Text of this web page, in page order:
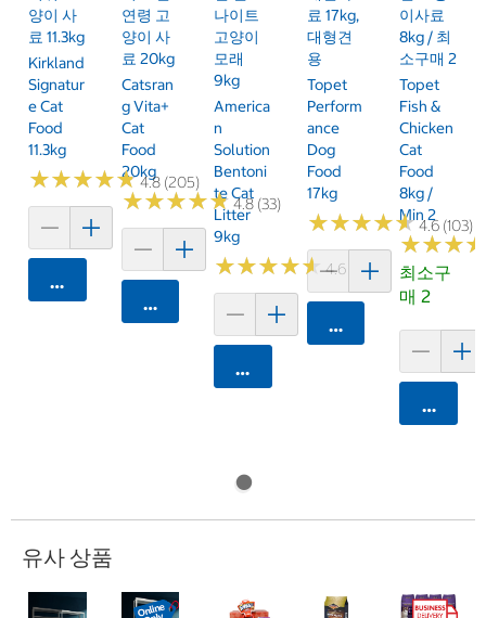
양이 사
료 11.3kg
Kirkland
Signatur
E Cat
Food
11.3kg
★★★★★
★★★★★4.8 (205)
카트에 담기
연령 고
양이 사
료 20kg
Catsran
G Vita+
Cat
Food
20kg
★★★★★
★★★★★ 4.8 (33)
카트에 담기
나이트
고양이
모래
9kg
America
N
Solution
Bentoni
Te Cat
Litter
9kg
★★★★★
★★★★★4.6 (10)
카트에 담기
료 17kg,
대형견
용
Topet
Perform
Ance
Dog
Food
17kg
★★★★★
★★★★★4.6 (103)
카트에 담기
이사료
8kg / 최
소구매 2
Topet
Fish &
Chicken
Cat
Food
8kg /
Min 2
★★★
★★★
최소구
매 2
카트에
유사 상품